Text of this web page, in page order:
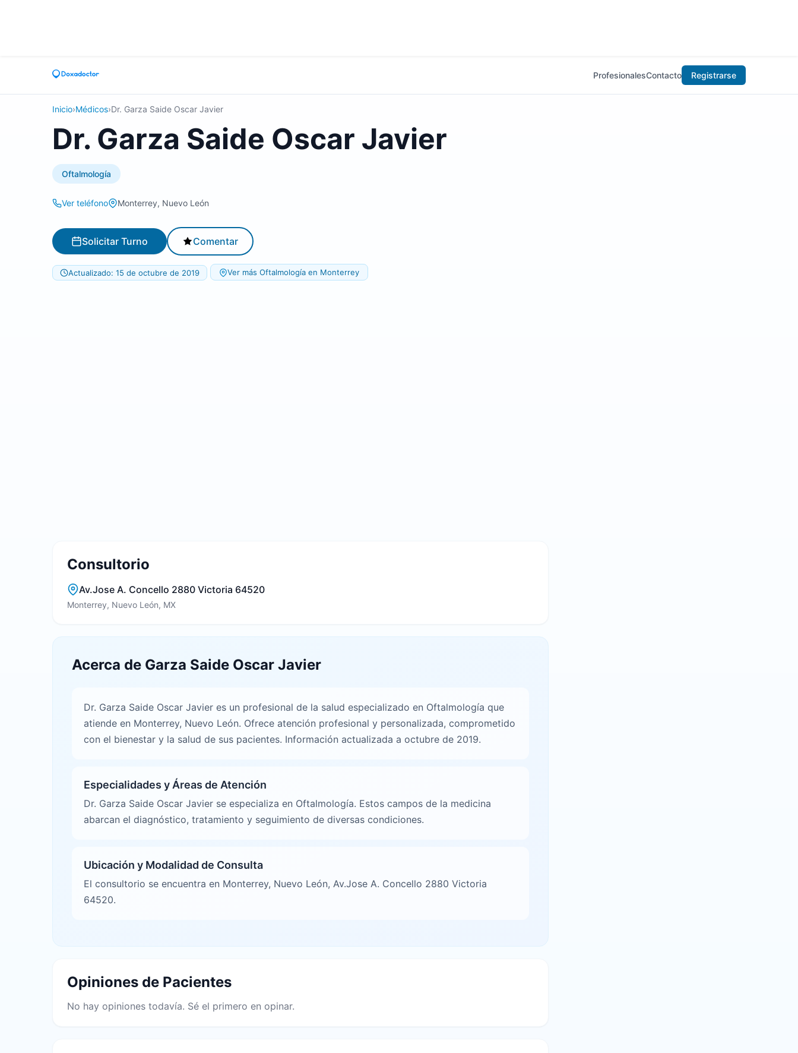
ProfesionalesContacto Registrarse
Inicio›Médicos›Dr. Garza Saide Oscar Javier
Dr. Garza Saide Oscar Javier
Oftalmología
Ver teléfono Monterrey, Nuevo León
Solicitar Turno Comentar
Actualizado: 15 de octubre de 2019 Ver más Oftalmología en Monterrey
Consultorio
Av.Jose A. Concello 2880 Victoria 64520
Monterrey, Nuevo León, MX
Acerca de Garza Saide Oscar Javier
Dr. Garza Saide Oscar Javier es un profesional de la salud especializado en Oftalmología que
atiende en Monterrey, Nuevo León. Ofrece atención profesional y personalizada, comprometido
con el bienestar y la salud de sus pacientes. Información actualizada a octubre de 2019.
Especialidades y Áreas de Atención
Dr. Garza Saide Oscar Javier se especializa en Oftalmología. Estos campos de la medicina
abarcan el diagnóstico, tratamiento y seguimiento de diversas condiciones.
Ubicación y Modalidad de Consulta
El consultorio se encuentra en Monterrey, Nuevo León, Av.Jose A. Concello 2880 Victoria
64520.
Opiniones de Pacientes
No hay opiniones todavía. Sé el primero en opinar.